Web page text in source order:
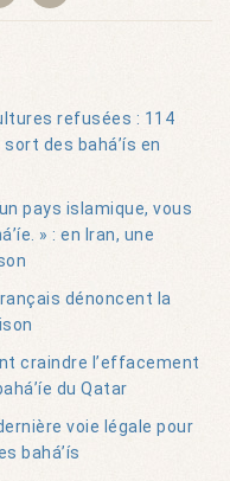
refusées : 114
des bahá’ís en
pays islamique, vous
» : en Iran, une
dénoncent la
craindre l’effacement
du Qatar
voie légale pour
bahá’ís